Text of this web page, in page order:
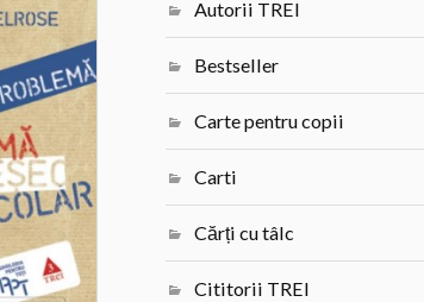
Autorii TREI
Bestseller
Carte pentru copii
Carti
Cărți cu tâlc
Cititorii TREI